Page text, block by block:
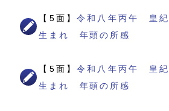
【5面】令和八年丙午 皇
生まれ 年頭の所感
【5面】令和八年丙午 皇
生まれ 年頭の所感